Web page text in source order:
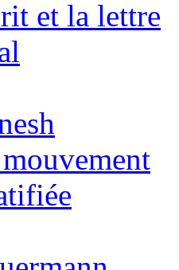
et la lettre